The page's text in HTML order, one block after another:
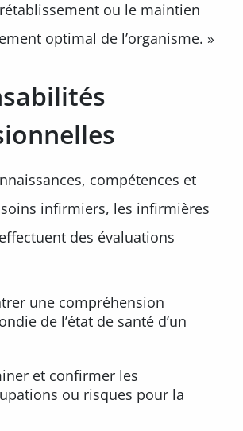
ou le maintien
optimal de l’organisme. »
compétences et
infirmiers, les infirmières
des évaluations
une compréhension
de l’état de santé d’un
et confirmer les
ou risques pour la